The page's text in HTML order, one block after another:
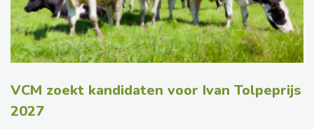
VCM zoekt kandidaten voor Ivan Tolpeprijs
2027